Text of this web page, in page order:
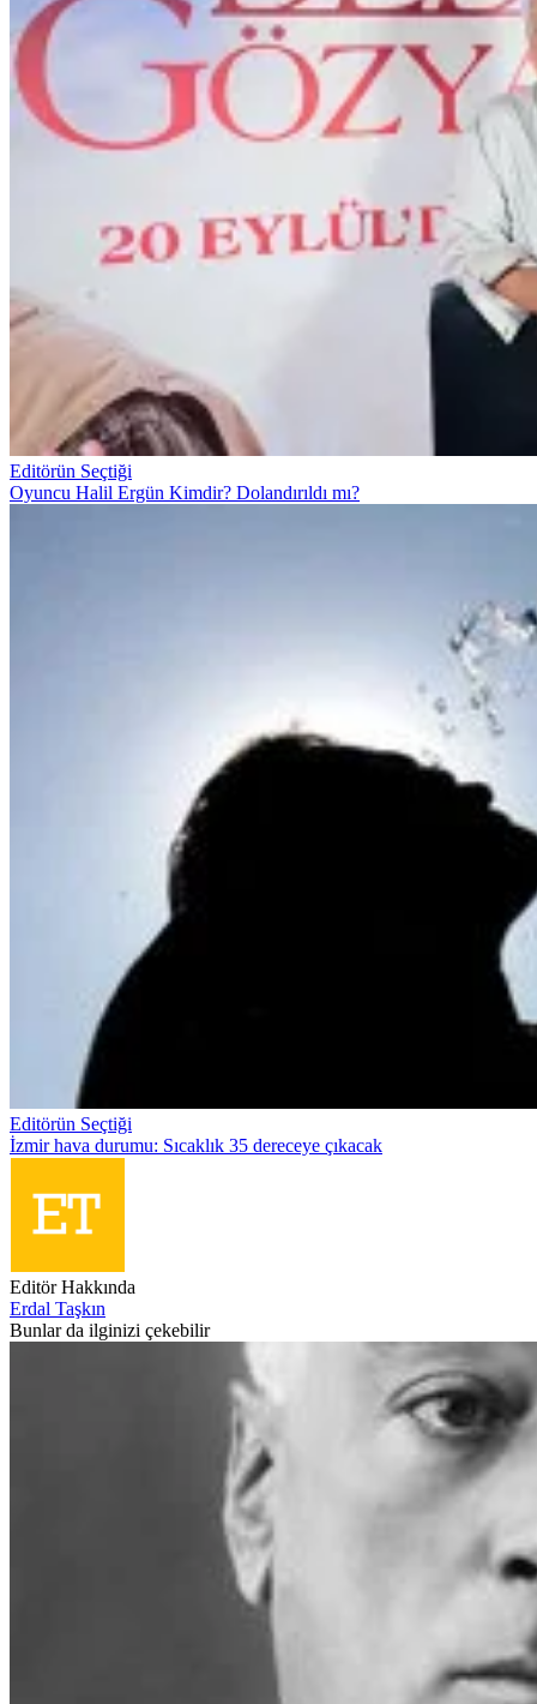
Editörün Seçtiği
Oyuncu Halil Ergün Kimdir? Dolandırıldı mı?
Editörün Seçtiği
İzmir hava durumu: Sıcaklık 35 dereceye çıkacak
Editör Hakkında
Erdal Taşkın
Bunlar da ilginizi çekebilir